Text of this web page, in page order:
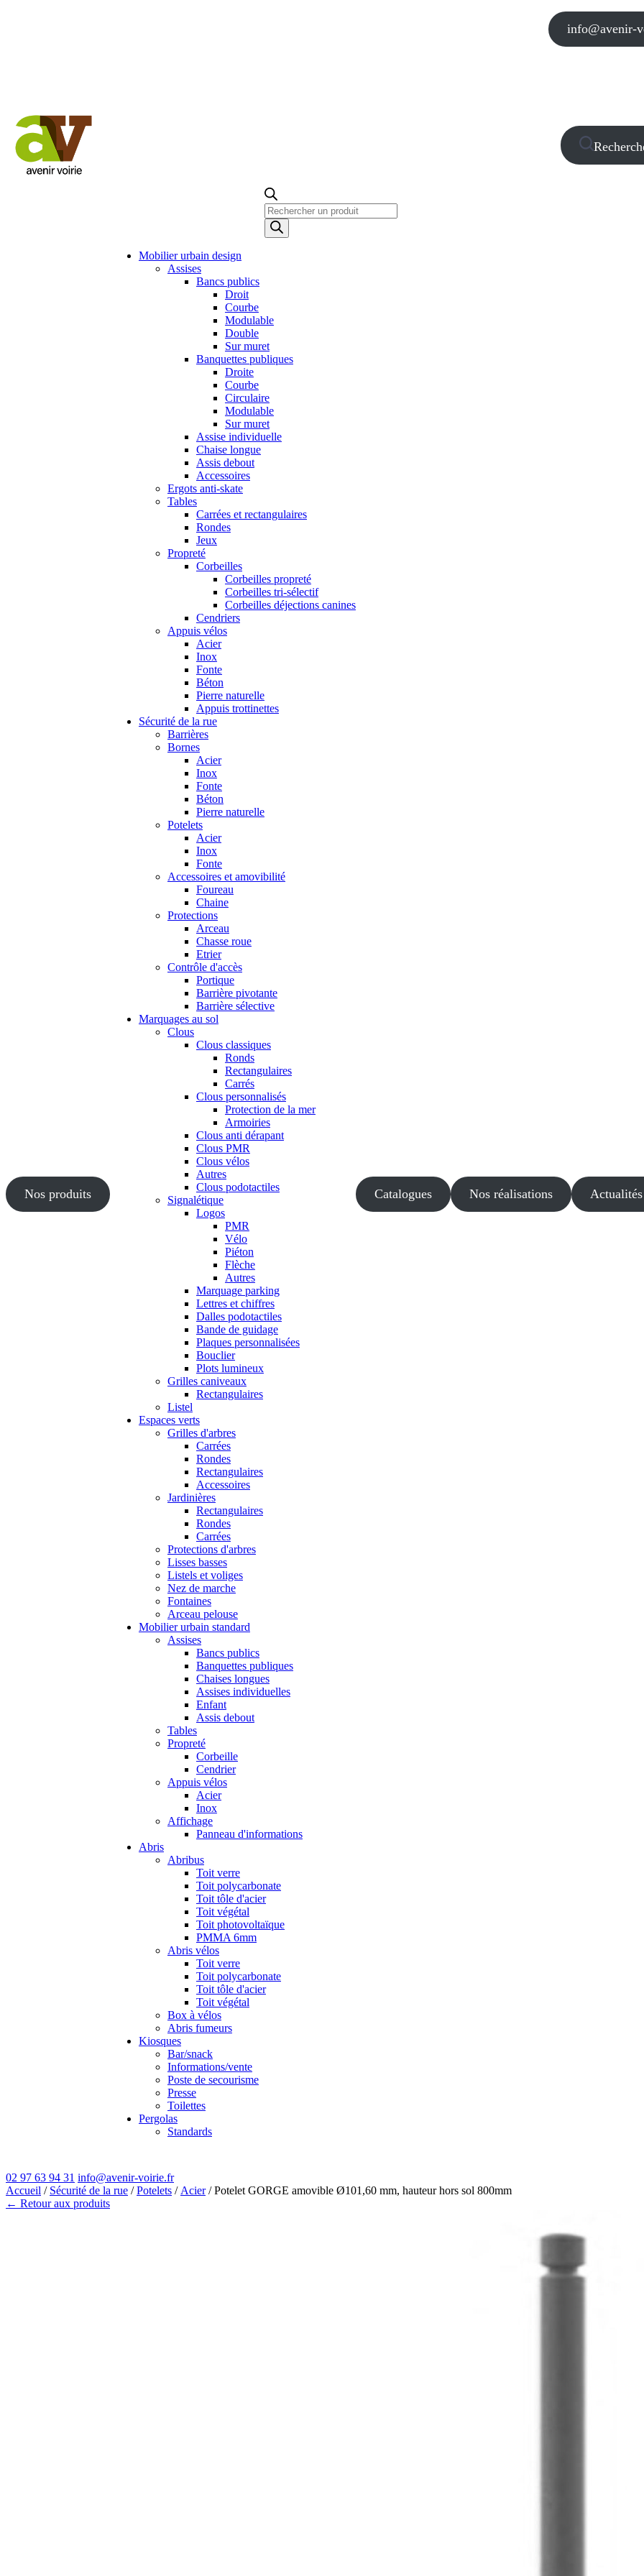
info@avenir-
Recherche
de
produits
Nos produits
Mobilier urbain design
Assises
Bancs publics
Droit
Courbe
Modulable
Double
Sur muret
Banquettes publiques
Droite
Courbe
Circulaire
Modulable
Sur muret
Assise individuelle
Chaise longue
Assis debout
Accessoires
Ergots anti-skate
Tables
Carrées et rectangulaires
Rondes
Jeux
Propreté
Corbeilles
Corbeilles propreté
Corbeilles tri-sélectif
Corbeilles déjections canines
Cendriers
Appuis vélos
Acier
Inox
Fonte
Béton
Pierre naturelle
Appuis trottinettes
Sécurité de la rue
Barrières
Bornes
Acier
Inox
Fonte
Béton
Pierre naturelle
Potelets
Acier
Inox
Fonte
Accessoires et amovibilité
Foureau
Chaine
Protections
Arceau
Chasse roue
Etrier
Contrôle d'accès
Portique
Barrière pivotante
Barrière sélective
Marquages au sol
Clous
Clous classiques
Ronds
Rectangulaires
Carrés
Clous personnalisés
Protection de la mer
Armoiries
Clous anti dérapant
Clous PMR
Clous vélos
Autres
Clous podotactiles
Signalétique
Logos
PMR
Vélo
Piéton
Flèche
Autres
Marquage parking
Lettres et chiffres
Dalles podotactiles
Bande de guidage
Plaques personnalisées
Bouclier
Plots lumineux
Grilles caniveaux
Rectangulaires
Listel
Espaces verts
Grilles d'arbres
Carrées
Rondes
Rectangulaires
Accessoires
Jardinières
Rectangulaires
Rondes
Carrées
Protections d'arbres
Lisses basses
Listels et voliges
Nez de marche
Fontaines
Arceau pelouse
Mobilier urbain standard
Assises
Bancs publics
Banquettes publiques
Chaises longues
Assises individuelles
Enfant
Assis debout
Tables
Propreté
Corbeille
Cendrier
Appuis vélos
Acier
Inox
Affichage
Panneau d'informations
Abris
Abribus
Toit verre
Toit polycarbonate
Toit tôle d'acier
Toit végétal
Toit photovoltaïque
PMMA 6mm
Abris vélos
Toit verre
Toit polycarbonate
Toit tôle d'acier
Toit végétal
Box à vélos
Abris fumeurs
Kiosques
Bar/snack
Informations/vente
Poste de secourisme
Presse
Toilettes
Pergolas
Standards
Catalogues Nos réalisations Actualités
02 97 63 94 31 info@avenir-voirie.fr
Accueil / Sécurité de la rue /Potelets / Acier/ Potelet GORGE amovible Ø101,60 mm, hauteur hors sol 800mm
← Retour aux produits